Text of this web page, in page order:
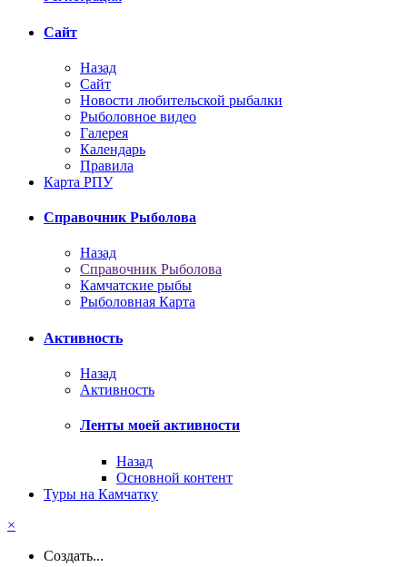
Сайт
Назад
Сайт
Новости любительской рыбалки
Рыболовное видео
Галерея
Календарь
Правила
Карта РПУ
Справочник Рыболова
Назад
Справочник Рыболова
Камчатские рыбы
Рыболовная Карта
Активность
Назад
Активность
Ленты моей активности
Назад
Основной контент
Туры на Камчатку
×
Создать...